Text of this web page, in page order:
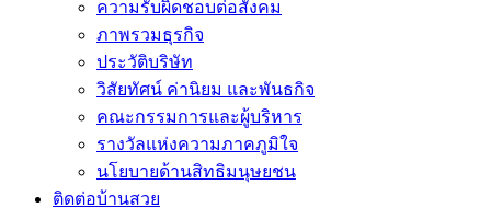
ความรับผิดชอบต่อสังคม
ภาพรวมธุรกิจ
ประวัติบริษัท
วิสัยทัศน์ ค่านิยม และพันธกิจ
คณะกรรมการและผู้บริหาร
รางวัลแห่งความภาคภูมิใจ
นโยบายด้านสิทธิมนุษยชน
ติดต่อบ้านสวย